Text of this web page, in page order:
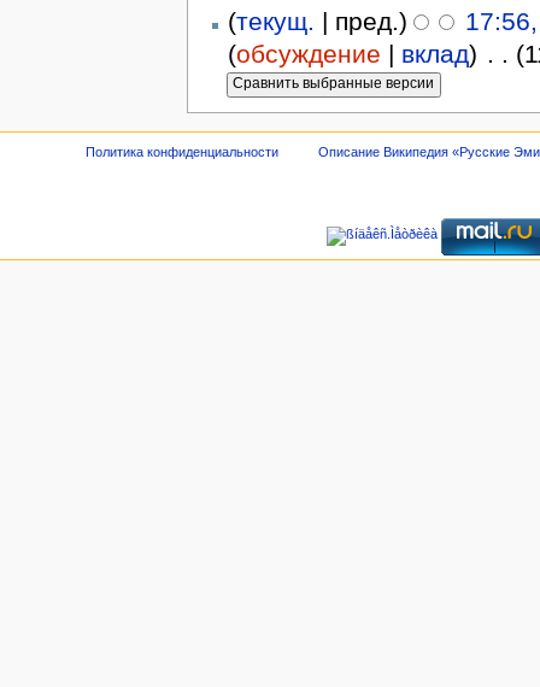
(текущ. | пред.)
(обсуждение | вклад) . .
Политика конфиденциальности Описание Википедия «Русские